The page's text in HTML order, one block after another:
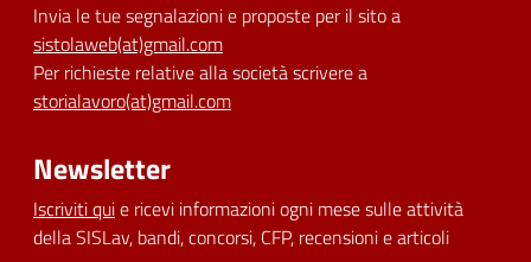
Invia le tue segnalazioni e proposte per il sito a
sistolaweb(at)gmail.com
Per richieste relative alla società scrivere a
storialavoro(at)gmail.com
Newsletter
Iscriviti quie ricevi informazioni ogni mese sulle attività
della SISLav, bandi, concorsi, CFP, recensioni e articoli